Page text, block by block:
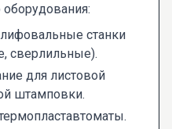
станки
сверлильные).
для листовой
штамповки.